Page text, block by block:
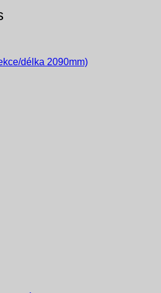
délka 2090mm)